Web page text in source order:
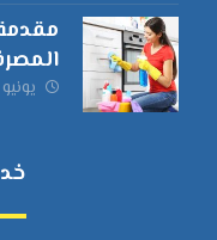
يونيو 10, 2017